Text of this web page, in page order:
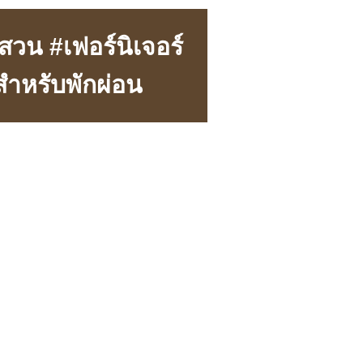
น #เฟอร์นิเจอร์
ำหรับพักผ่อน